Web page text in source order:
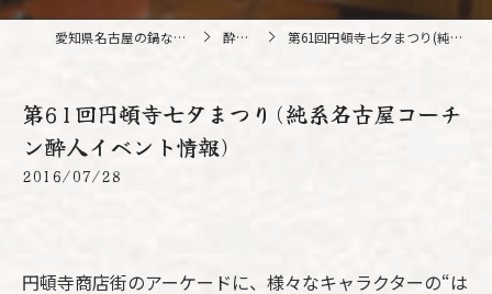
愛知県名古屋の鍋なら純系名古屋コーチン 酔人 酔人ブログ 第61回円頓寺七夕まつり(純系名古屋コーチン酔人イベント情報)
第61回円頓寺七夕まつり(純系名古屋コーチ
ン酔人イベント情報)
2016/07/28
円頓寺商店街のアーケードに、様々なキャラクターの“は